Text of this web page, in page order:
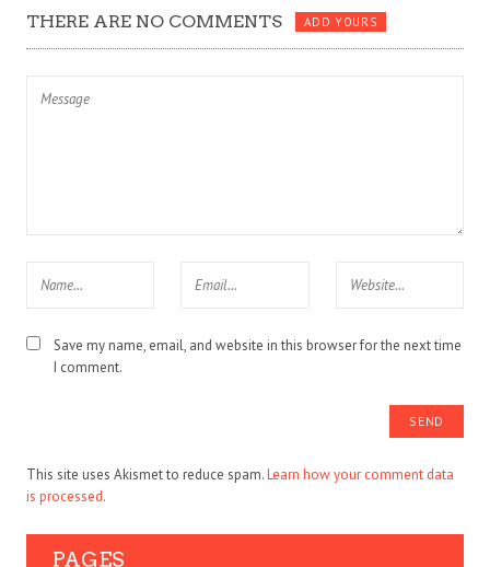
THERE ARE NO COMMENTS ADD YOURS
Save my name, email, and website in this browser for the next time
I comment.
This site uses Akismet to reduce spam.Learn how your comment data
is processed.
PAGES